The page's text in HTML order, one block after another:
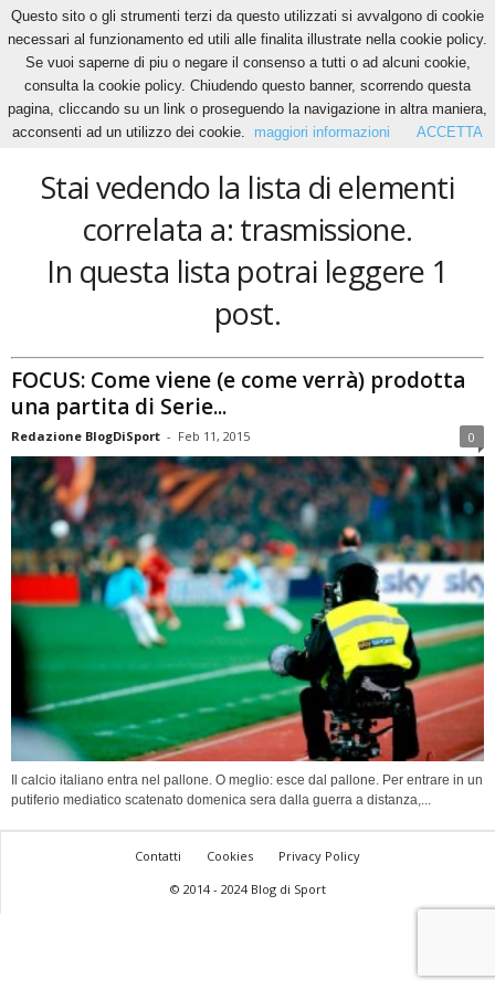
Home Tags Trasmissione
trasmissione
Stai vedendo la lista di elementi
correlata a: trasmissione.
In questa lista potrai leggere 1
post.
FOCUS: Come viene (e come verrà) prodotta
una partita di Serie...
Redazione BlogDiSport - Feb 11, 2015 0
Il calcio italiano entra nel pallone. O meglio: esce dal pallone. Per entrare in un
putiferio mediatico scatenato domenica sera dalla guerra a distanza,...
Contatti Cookies
Privacy Policy
© 2014 - 2024 Blog di Sport
Questo sito o gli strumenti terzi da questo utilizzati si avvalgono di cookie
necessari al funzionamento ed utili alle finalita illustrate nella cookie policy.
Se vuoi saperne di piu o negare il consenso a tutti o ad alcuni cookie,
consulta la cookie policy. Chiudendo questo banner, scorrendo questa
pagina, cliccando su un link o proseguendo la navigazione in altra maniera,
acconsenti ad un utilizzo dei cookie.
maggiori informazioni ACCETTA